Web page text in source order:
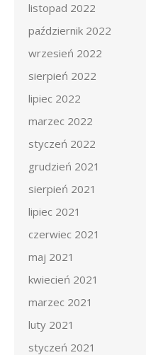
listopad 2022
październik 2022
wrzesień 2022
sierpień 2022
lipiec 2022
marzec 2022
styczeń 2022
grudzień 2021
sierpień 2021
lipiec 2021
czerwiec 2021
maj 2021
kwiecień 2021
marzec 2021
luty 2021
styczeń 2021